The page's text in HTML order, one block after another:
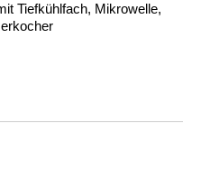
Tiefkühlfach, Mikrowelle,